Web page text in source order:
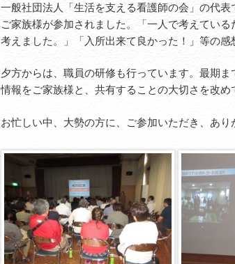
一般社団法人「生活を支える看護師の会」の代
ご家族様が参加されました。「一人で考えてい
考えました。」「入所出来て良かった！」等の感
夕方からは、職員の研修も行っています。最期
情報をご家族様と、共有することの大切さを改め
お忙しい中、大勢の方に、ご参加いただき、あ